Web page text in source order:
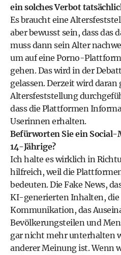
ein solches Verbot
Es braucht eine
aber bewusst sein, dass das
muss dann sein Alter
um auf eine Porno-
gehen. Das wird in der
gelassen. Derzeit wird daran
Altersfeststellung
dass die Plattformen
Userinnen erhalten.
Befürworten Sie ein
14-Jährige?
Ich halte es wirklich in
hilfreich, weil die
bedeuten. Die Fake News,
KI-generierten Inhalten,
Kommunikation, das
Bevölkerungsteilen und
gar nicht mehr unterhalten
anderer Meinung ist. Wenn